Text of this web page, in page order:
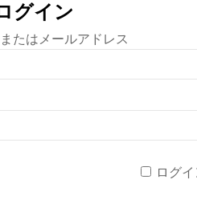
グイン
たはメールアドレス
ログ